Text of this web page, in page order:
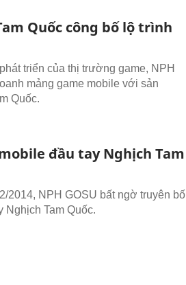
Quốc công bố lộ trình
triển của thị trường game, NPH
mảng game mobile với sản
Quốc.
đầu tay Nghịch Tam
2014, NPH GOSU bất ngờ truyên bố
Nghịch Tam Quốc.